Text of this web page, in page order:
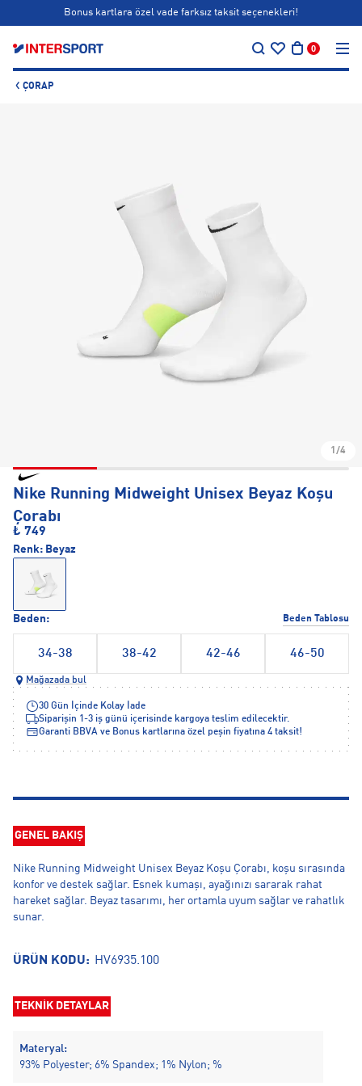
Bonus kartlara özel vade farksız taksit seçenekleri!
0
ÇORAP
1/4
Nike Running Midweight Unisex Beyaz Koşu
Çorabı
₺ 749
Beden: Beden Tablosu
34-38 38-42 42-46 46-50
Renk: Beyaz
Mağazada bul
30 Gün İçinde Kolay İade
Siparişin 1-3 iş günü içerisinde kargoya teslim edilecektir.
Garanti BBVA ve Bonus kartlarına özel peşin fiyatına 4 taksit!
GENEL BAKIŞ
Nike Running Midweight Unisex Beyaz Koşu Çorabı, koşu sırasında
konfor ve destek sağlar. Esnek kumaşı, ayağınızı sararak rahat
hareket sağlar. Beyaz tasarımı, her ortamla uyum sağlar ve rahatlık
sunar.
ÜRÜN KODU: HV6935.100
TEKNİK DETAYLAR
Materyal:
93% Polyester; 6% Spandex; 1% Nylon; %